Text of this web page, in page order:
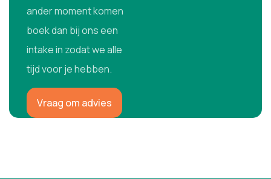
ander moment komen
boek dan bij ons een
intake in zodat we alle
tijd voor je hebben.
Vraag om advies